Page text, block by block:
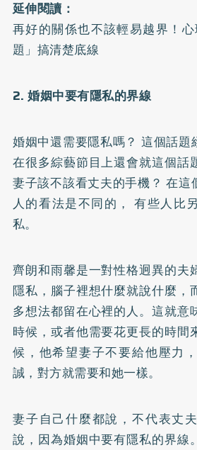
延伸閱讀：
再好的關係也不該輕易越界！
題」搞清楚底線
2. 婚姻中要有隱私的界線
婚姻中還需要隱私嗎？ 這個話題
在很多綜藝節目上還會就這個話
妻子該不該看丈夫的手機？ 在這
人的看法是不同的， 有些人比
私。
齊朗和雨馨是一對性格迥異的夫
隱私，腦子裡想什麼就說什麼，
多想法都留在心裡的人。這就意
時候，或者他需要花更長的時間
候，他希望妻子不要給他壓力
誠，對方就需要和她一樣。
妻子自己什麼都說，不代表丈
說，因為婚姻中要有隱私的界線